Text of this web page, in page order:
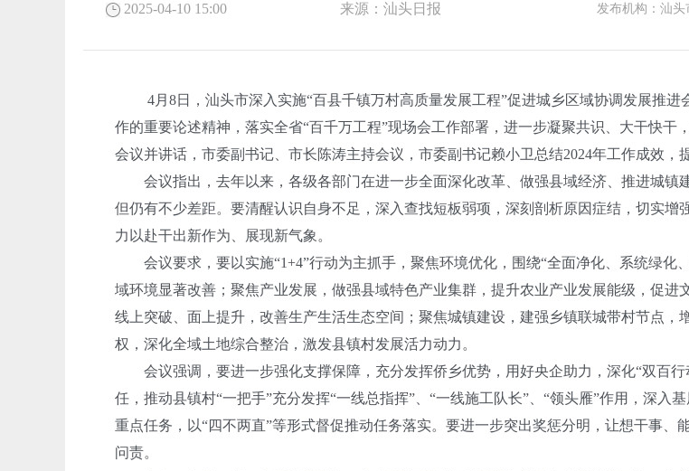
2025-04-10 15:00 来源：汕头日报 发布机构：汕头
4月8日，汕头市深入实施“百县千镇万村高质量发展工程”促进城乡区域协调发展推进
作的重要论述精神，落实全省“百千万工程”现场会工作部署，进一步凝聚共识、大干快
会议并讲话，市委副书记、市长陈涛主持会议，市委副书记赖小卫总结2024年工作成效，
会议指出，去年以来，各级各部门在进一步全面深化改革、做强县域经济、推进城镇
但仍有不少差距。要清醒认识自身不足，深入查找短板弱项，深刻剖析原因症结，切实
力以赴干出新作为、展现新气象。
会议要求，要以实施“1+4”行动为主抓手，聚焦环境优化，围绕“全面净化、系统绿化
域环境显著改善；聚焦产业发展，做强县域特色产业集群，提升农业产业发展能级，促进
线上突破、面上提升，改善生产生活生态空间；聚焦城镇建设，建强乡镇联城带村节点
权，深化全域土地综合整治，激发县镇村发展活力动力。
会议强调，要进一步强化支撑保障，充分发挥侨乡优势，用好央企助力，深化“双百行
任，推动县镇村“一把手”充分发挥“一线总指挥”、“一线施工队长”、“领头雁”作用，深
重点任务，以“四不两直”等形式督促推动任务落实。要进一步突出奖惩分明，让想干事
问责。